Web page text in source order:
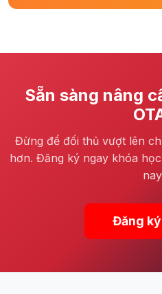
Sẵn sàng nâng
Đừng để đối thủ vượt lên
hơn. Đăng ký ngay khóa
Đăng